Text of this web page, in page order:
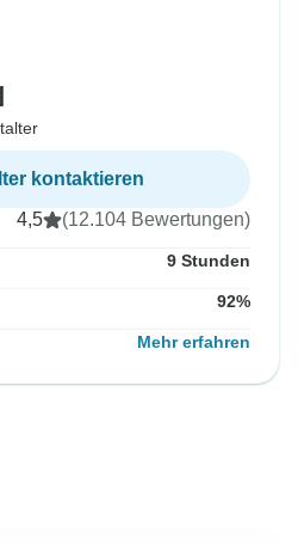
kontaktieren
4,5 (12.104 Bewertungen)
9 Stunden
92%
Mehr erfahren